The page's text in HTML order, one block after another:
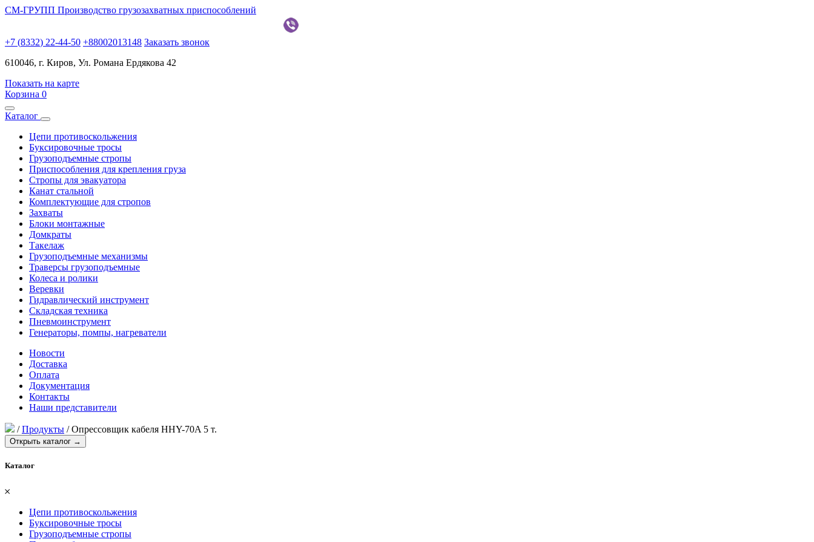
СМ-ГРУПП Производство грузозахватных приспособлений
+7 (8332) 22-44-50 +88002013148 Заказать звонок
610046, г. Киров, Ул. Романа Ердякова 42
Показать на карте
Корзина 0
Каталог
Цепи противоскольжения
Буксировочные тросы
Грузоподъемные стропы
Приспособления для крепления груза
Стропы для эвакуатора
Канат стальной
Комплектующие для стропов
Захваты
Блоки монтажные
Домкраты
Такелаж
Грузоподъемные механизмы
Траверсы грузоподъемные
Колеса и ролики
Веревки
Гидравлический инструмент
Складская техника
Пневмоинструмент
Генераторы, помпы, нагреватели
Новости
Доставка
Оплата
Документация
Контакты
Наши представители
/Продукты /Опрессовщик кабеля HHY-70A 5 т.
Открыть каталог →
Каталог
𐄂
Цепи противоскольжения
Буксировочные тросы
Грузоподъемные стропы